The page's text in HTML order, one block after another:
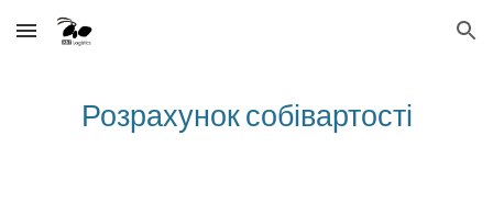
Skip to main content Skip to navigation
Розрахунок собівартості